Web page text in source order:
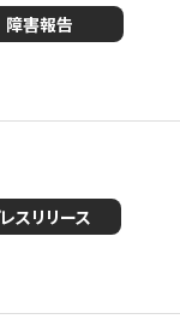
障害報告
スリリース